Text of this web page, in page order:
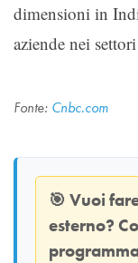
dimensioni in
aziende nei
Fonte: Cnbc.com
🎯 Vuoi
esterno?